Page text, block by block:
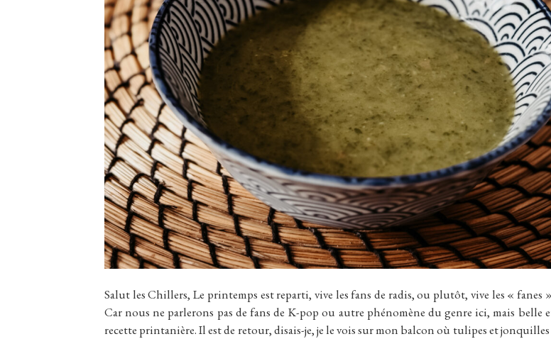
Salut les Chillers, Le printemps est reparti, vive les fans de radis, ou plutôt, vive les « fanes
Car nous ne parlerons pas de fans de K-pop ou autre phénomène du genre ici, mais belle
recette printanière. Il est de retour, disais-je, je le vois sur mon balcon où tulipes et